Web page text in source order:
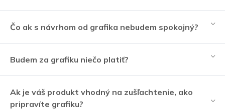
Čo ak s návrhom od grafika nebudem spokojný?
Budem za grafiku niečo platiť?
Ak je váš produkt vhodný na zušľachtenie, ako
pripravíte grafiku?